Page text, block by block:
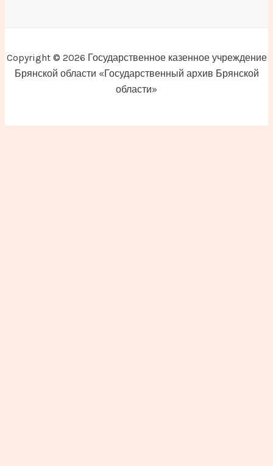
Copyright © 2026 Государственное казенное учреждение
Брянской области «Государственный архив Брянской
области»